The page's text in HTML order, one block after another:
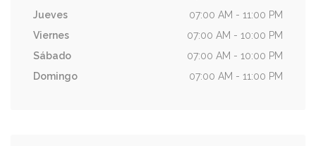
Jueves
07:00 AM - 11:00 PM
Viernes
07:00 AM - 10:00 PM
Sábado
07:00 AM - 10:00 PM
Domingo
07:00 AM - 11:00 PM